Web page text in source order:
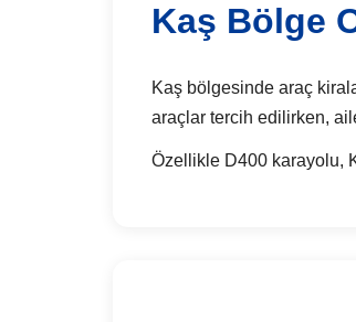
Kaş Bölge
Kaş bölgesinde araç
araçlar tercih edilirken,
Özellikle D400 karayolu,